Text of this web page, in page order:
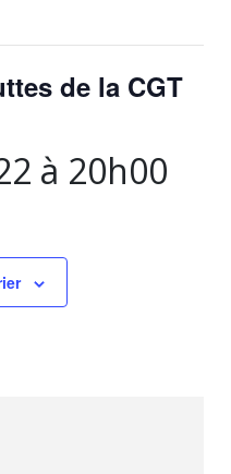
de la CGT
à 20h00